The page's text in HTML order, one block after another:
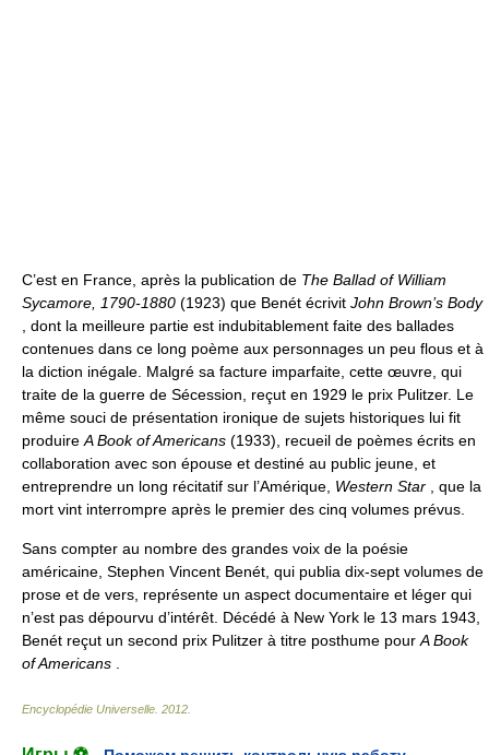
C’est en France, après la publication de The Ballad of William
Sycamore, 1790-1880 (1923) que Benét écrivit John Brown’s Body
, dont la meilleure partie est indubitablement faite des ballades
contenues dans ce long poème aux personnages un peu flous et à
la diction inégale. Malgré sa facture imparfaite, cette œuvre, qui
traite de la guerre de Sécession, reçut en 1929 le prix Pulitzer. Le
même souci de présentation ironique de sujets historiques lui fit
produire A Book of Americans (1933), recueil de poèmes écrits en
collaboration avec son épouse et destiné au public jeune, et
entreprendre un long récitatif sur l’Amérique, Western Star , que la
mort vint interrompre après le premier des cinq volumes prévus.
Sans compter au nombre des grandes voix de la poésie
américaine, Stephen Vincent Benét, qui publia dix-sept volumes de
prose et de vers, représente un aspect documentaire et léger qui
n’est pas dépourvu d’intérêt. Décédé à New York le 13 mars 1943,
Benét reçut un second prix Pulitzer à titre posthume pour A Book
of Americans
Encyclopédie Universelle 2012